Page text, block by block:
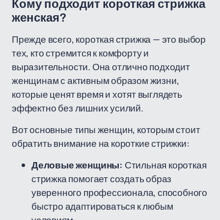
Кому подходит короткая стрижка
женская?
Прежде всего, короткая стрижка — это выбор
тех, кто стремится к комфорту и
выразительности. Она отлично подходит
женщинам с активным образом жизни,
которые ценят время и хотят выглядеть
эффектно без лишних усилий.
Вот основные типы женщин, которым стоит
обратить внимание на короткие стрижки:
Деловые женщины: Стильная короткая
стрижка помогает создать образ
уверенного профессионала, способного
быстро адаптироваться к любым